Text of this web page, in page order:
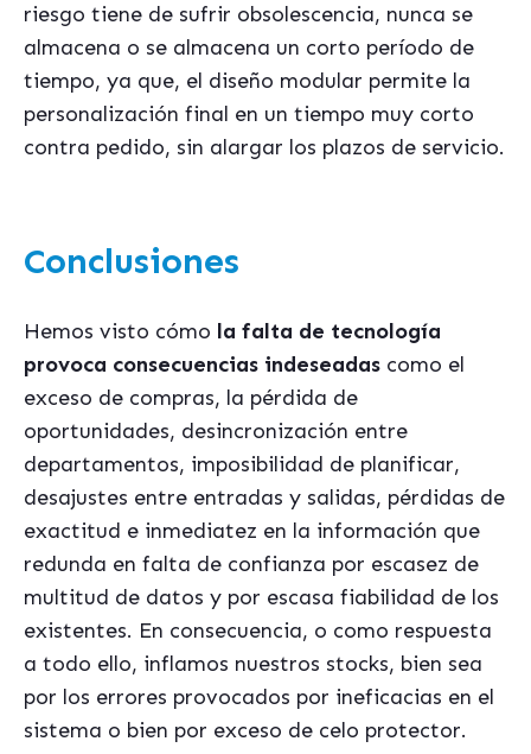
riesgo tiene de sufrir obsolescencia, nunca se
almacena o se almacena un corto período de
tiempo, ya que, el diseño modular permite la
personalización final en un tiempo muy corto
contra pedido, sin alargar los plazos de servicio.
Conclusiones
Hemos visto cómo la falta de tecnología
provoca consecuencias indeseadas como el
exceso de compras, la pérdida de
oportunidades, desincronización entre
departamentos, imposibilidad de planificar,
desajustes entre entradas y salidas, pérdidas de
exactitud e inmediatez en la información que
redunda en falta de confianza por escasez de
multitud de datos y por escasa fiabilidad de los
existentes. En consecuencia, o como respuesta
a todo ello, inflamos nuestros stocks, bien sea
por los errores provocados por ineficacias en el
sistema o bien por exceso de celo protector.